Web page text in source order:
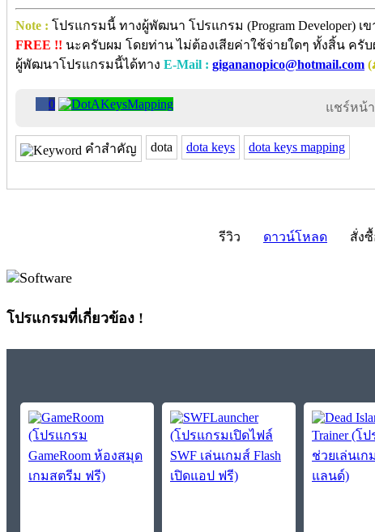
Note : โปรแกรมนี้ ทางผู้พัฒนา โปรแกรม (Program Developer)
FREE !! นะครับผม โดยท่าน ไม่ต้องเสียค่าใช้จ่ายใดๆ ทั้งสิ้น ค
ผู้พัฒนาโปรแกรมนี้ได้ทาง E-Mail : gigananopico@hotmail.com (
0 แชร์หน้า
คำสำคัญ dota dota keys dota keys mapping
รีวิว ดาวน์โหลด สั่ง
โปรแกรมที่เกี่ยวข้อง !